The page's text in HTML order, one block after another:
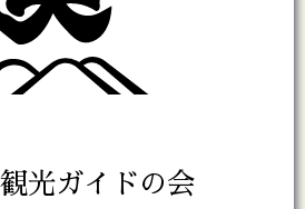
光ガイドの会